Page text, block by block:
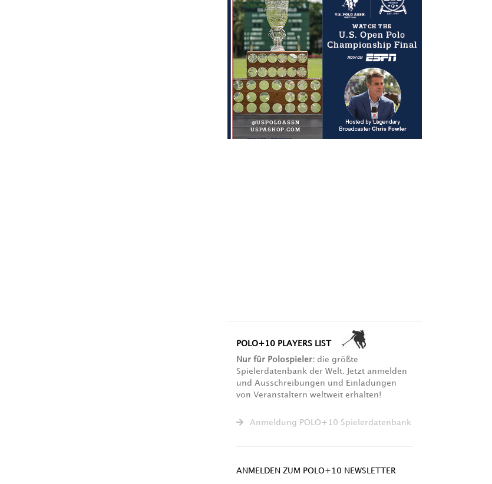
POLO+10 PLAYERS LIST
Nur für Polospieler: die größte
Spielerdatenbank der Welt. Jetzt anmelden
und Ausschreibungen und Einladungen
von Veranstaltern weltweit erhalten!
Anmeldung POLO+10 Spielerdatenbank
ANMELDEN ZUM POLO+10 NEWSLETTER